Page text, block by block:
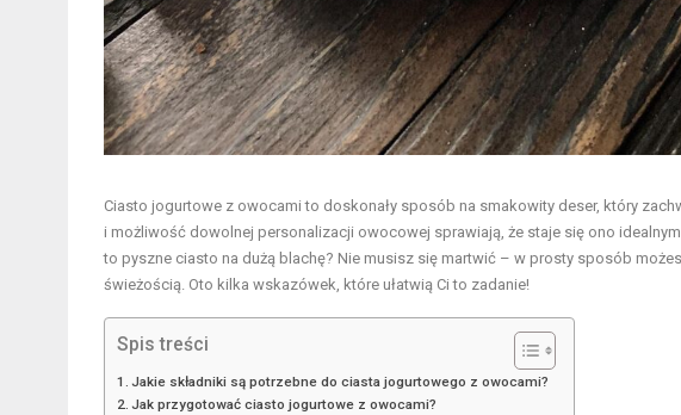
Ciasto jogurtowe z owocami to doskonały sposób na smakowity deser, który
i możliwość dowolnej personalizacji owocowej sprawiają, że staje się ono
to pyszne ciasto na dużą blachę? Nie musisz się martwić – w prosty sposób
świeżością. Oto kilka wskazówek, które ułatwią Ci to zadanie!
Spis treści
Jakie składniki są potrzebne do ciasta jogurtowego z owocami?
Jak przygotować ciasto jogurtowe z owocami?